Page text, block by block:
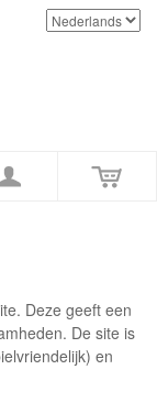
Deze geeft een
De site is
en